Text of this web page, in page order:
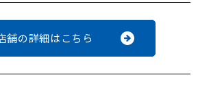
舗の詳細はこちら